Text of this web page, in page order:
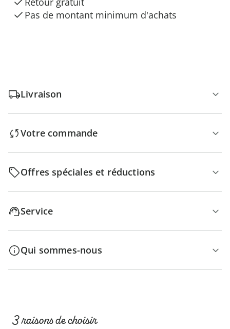
Pas de montant minimum d'achats
Livraison
Votre commande
Offres spéciales et réductions
Service
Qui sommes-nous
3 raisons de choisir